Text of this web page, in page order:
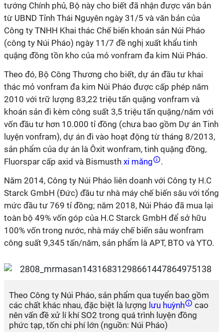
tướng Chính phủ, Bộ này cho biết đã nhận được văn bản
từ UBND Tỉnh Thái Nguyên ngày 31/5 và văn bản của
Công ty TNHH Khai thác Chế biến khoán sản Núi Pháo
(công ty Núi Pháo) ngày 11/7 đề nghị xuất khẩu tinh
quặng đồng tồn kho của mỏ vonfram đa kim Núi Pháo.
Theo đó, Bộ Công Thương cho biết, dự án đầu tư khai
thác mỏ vonfram đa kim Núi Pháo được cấp phép năm
2010 với trữ lượng 83,22 triệu tấn quặng vonfram và
khoán sản đi kèm công suất 3,5 triệu tấn quặng/năm với
vốn đầu tư hơn 10.000 tỉ đồng (chưa bao gồm Dự án Tinh
luyện vonfram), dự án đi vào hoạt động từ tháng 8/2013,
sản phẩm của dự án là Ôxit wonfram, tinh quặng đồng,
Fluorspar cấp axid và Bismusth xi măng
.
Năm 2014, Công ty Núi Pháo liên doanh với Công ty H.C
Starck GmbH (Đức) đầu tư nhà máy chế biến sâu với tổng
mức đầu tư 769 tỉ đồng; năm 2018, Núi Pháo đã mua lại
toàn bộ 49% vốn góp của H.C Starck GmbH để sở hữu
100% vốn trong nước, nhà máy chế biến sâu wonfram
công suất 9,345 tấn/năm, sản phẩm là APT, BTO và YTO.
Theo Công ty Núi Pháo, sản phẩm qua tuyển bao gồm
các chất khác nhau, đặc biệt là lượng lưu huỳnh
cao
nên vấn đề xử lí khí SO2 trong quá trình luyện đồng
phức tạp, tốn chi phí lớn (nguồn: Núi Pháo)